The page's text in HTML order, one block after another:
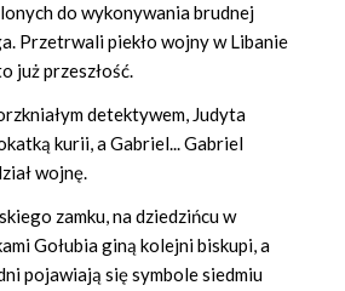
do wykonywania brudnej
Przetrwali piekło wojny w Libanie
już przeszłość.
detektywem, Judyta
kurii, a Gabriel... Gabriel
wojnę.
zamku, na dziedzińcu w
Gołubia giną kolejni biskupi, a
pojawiają się symbole siedmiu